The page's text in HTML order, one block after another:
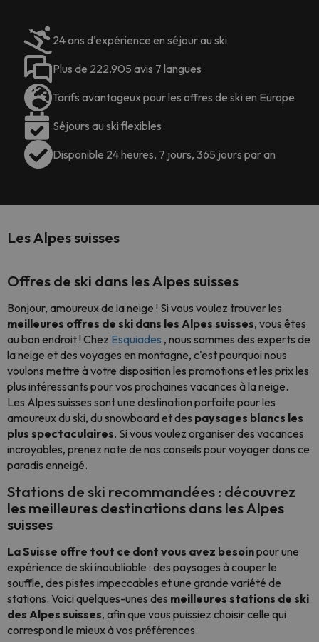
24 ans d'expérience en séjour au ski
Plus de 222.905 avis 7 langues
Tarifs avantageux pour les offres de ski en Europe
Séjours au ski flexibles
Disponible 24 heures, 7 jours, 365 jours par an
Les Alpes suisses
Offres de ski dans les Alpes suisses
Bonjour, amoureux de la neige ! Si vous voulez trouver les
meilleures offres de ski dans les Alpes suisses, vous êtes
au bon endroit ! Chez Esquiades , nous sommes des experts de
la neige et des voyages en montagne, c'est pourquoi nous
voulons mettre à votre disposition les promotions et les prix les
plus intéressants pour vos prochaines vacances à la neige.
Les Alpes suisses sont une destination parfaite pour les
amoureux du ski, du snowboard et des paysages blancs les
plus spectaculaires. Si vous voulez organiser des vacances
incroyables, prenez note de nos conseils pour voyager dans ce
paradis enneigé.
Stations de ski recommandées : découvrez
les meilleures destinations dans les Alpes
suisses
La Suisse offre tout ce dont vous avez besoinpour une
expérience de ski inoubliable : des paysages à couper le
souffle, des pistes impeccables et une grande variété de
stations. Voici quelques-unes des meilleures stations de ski
des Alpes suisses, afin que vous puissiez choisir celle qui
correspond le mieux à vos préférences.